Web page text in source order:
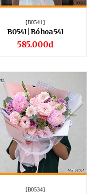
[B0541]
B0541 | Bó hoa 541
585.000đ
[B0534]